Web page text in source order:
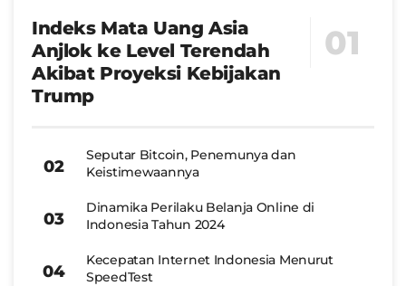
Indeks Mata Uang Asia
Anjlok ke Level Terendah
Akibat Proyeksi Kebijakan
Trump
Seputar Bitcoin, Penemunya dan
Keistimewaannya
Dinamika Perilaku Belanja Online di
Indonesia Tahun 2024
Kecepatan Internet Indonesia Menurut
SpeedTest